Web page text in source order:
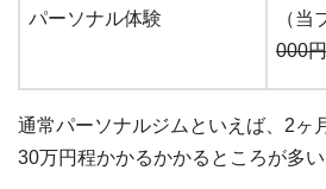
パーソナル体験 （
000円
通常パーソナルジムといえば、2ヶ
30万円程かかるかかるところが多い